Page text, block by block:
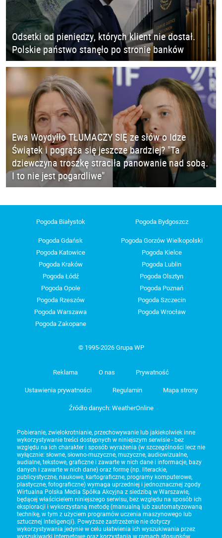
Odsetki od pieniędzy, których klient nie dostał.
Polskie państwo stanęło po stronie banków
Ewa Woydyłło TŁUMACZY SIĘ ze słów o Idze
Świątek i pogrąża się jeszcze bardziej? "Ta
dziewczyna troszkę straciła panowanie nad sobą.
I to nie jest pogardliwe"
Pogoda Białystok Pogoda Bydgoszcz
Pogoda Gdańsk
Pogoda Gorzów Wielkopolski
Pogoda Katowice
Pogoda Kielce
Pogoda Kraków
Pogoda Lublin
Pogoda Łódź
Pogoda Olsztyn
Pogoda Opole
Pogoda Poznań
Pogoda Rzeszów
Pogoda Szczecin
Pogoda Warszawa
Pogoda Wrocław
Pogoda Zakopane
© 1995-2026 Grupa WP
Reklama O nas Prywatność
Ustawienia prywatności Regulamin Mapa strony
Źródło danych: WeatherOnline
Pobieranie, zwielokrotnianie, przechowywanie lub jakiekolwiek inne
wykorzystywanie treści dostępnych w niniejszym serwisie - bez
względu na ich charakter i sposób wyrażenia (w szczególności lecz nie
wyłącznie: słowne, słowno-muzyczne, muzyczne, audiowizualne,
audialne, tekstowe, graficzne i zawarte w nich dane i informacje, bazy
danych i zawarte w nich dane) oraz formę (np. literackie,
publicystyczne, naukowe, kartograficzne, programy komputerowe,
plastyczne, fotograficzne) wymaga uprzedniej i jednoznacznej zgody
Wirtualna Polska Media Spółka Akcyjna z siedzibą w Warszawie,
będącej właścicielem niniejszego serwisu, bez względu na sposób ich
eksploracji i wykorzystaną metodę (manualną lub zautomatyzowaną
technikę, w tym z użyciem programów uczenia maszynowego lub
sztucznej inteligencji). Powyższe zastrzeżenie nie dotyczy
wykorzystywania jedynie w celu ułatwienia ich wyszukiwania przez
wyszukiwarki internetowe oraz korzystania w ramach stosunków